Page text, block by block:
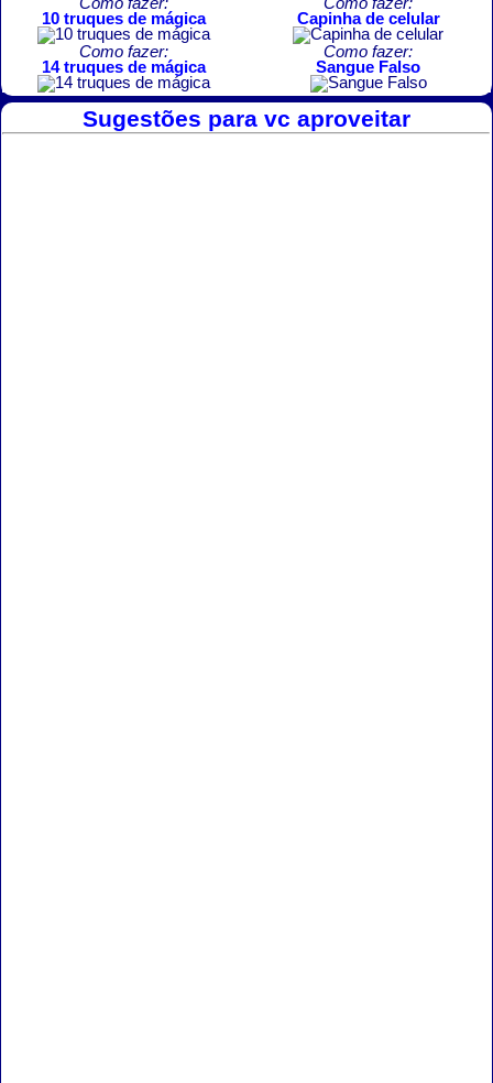
10 truques de mágica
Capinha de celular
Como fazer:
14 truques de mágica
Como fazer:
Sangue Falso
Sugestões para vc aproveitar